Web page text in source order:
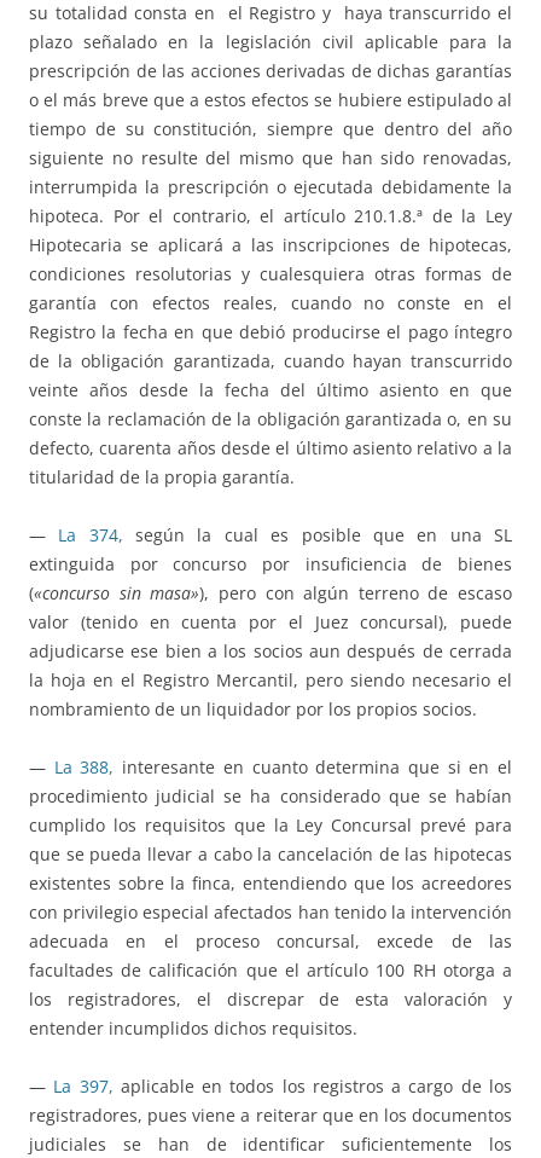
su totalidad consta en el Registro y haya transcurrido el
plazo señalado en la legislación civil aplicable para la
prescripción de las acciones derivadas de dichas garantías
o el más breve que a estos efectos se hubiere estipulado al
tiempo de su constitución, siempre que dentro del año
siguiente no resulte del mismo que han sido renovadas,
interrumpida la prescripción o ejecutada debidamente la
hipoteca. Por el contrario, el artículo 210.1.8.ª de la Ley
Hipotecaria se aplicará a las inscripciones de hipotecas,
condiciones resolutorias y cualesquiera otras formas de
garantía con efectos reales, cuando no conste en el
Registro la fecha en que debió producirse el pago íntegro
de la obligación garantizada, cuando hayan transcurrido
veinte años desde la fecha del último asiento en que
conste la reclamación de la obligación garantizada o, en su
defecto, cuarenta años desde el último asiento relativo a la
titularidad de la propia garantía.
— La 374, según la cual es posible que en una SL
extinguida por concurso por insuficiencia de bienes
(«concurso sin masa»), pero con algún terreno de escaso
valor (tenido en cuenta por el Juez concursal), puede
adjudicarse ese bien a los socios aun después de cerrada
la hoja en el Registro Mercantil, pero siendo necesario el
nombramiento de un liquidador por los propios socios.
— La 388, interesante en cuanto determina que si en el
procedimiento judicial se ha considerado que se habían
cumplido los requisitos que la Ley Concursal prevé para
que se pueda llevar a cabo la cancelación de las hipotecas
existentes sobre la finca, entendiendo que los acreedores
con privilegio especial afectados han tenido la intervención
adecuada en el proceso concursal, excede de las
facultades de calificación que el artículo 100 RH otorga a
los registradores, el discrepar de esta valoración y
entender incumplidos dichos requisitos.
— La 397, aplicable en todos los registros a cargo de los
registradores, pues viene a reiterar que en los documentos
judiciales se han de identificar suficientemente los